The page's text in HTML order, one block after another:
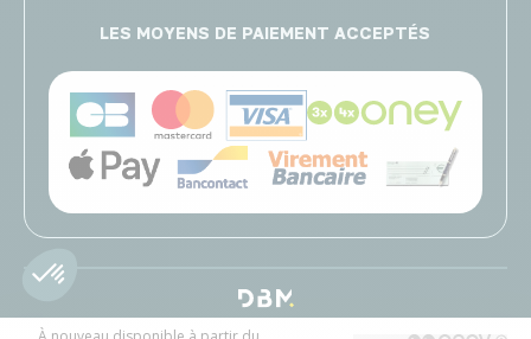
LES MOYENS DE PAIEMENT ACCEPTÉS